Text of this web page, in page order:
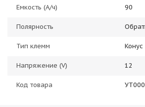
Емкость (А/ч) 90
Полярность
Тип клемм Конус
Напряжение (V) 12
Код товара